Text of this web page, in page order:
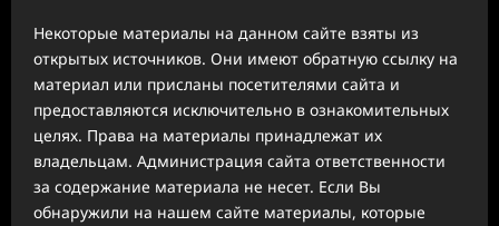
Некоторые материалы на данном сайте взяты из
открытых источников. Они имеют обратную ссылку на
материал или присланы посетителями сайта и
предоставляются исключительно в ознакомительных
целях. Права на материалы принадлежат их
владельцам. Администрация сайта ответственности
за содержание материала не несет. Если Вы
обнаружили на нашем сайте материалы, которые